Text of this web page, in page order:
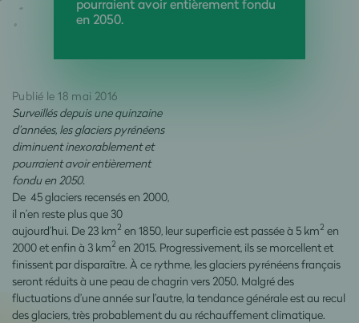
pourraient avoir entièrement fondu
en 2050.
Publié le 18 mai 2016
Surveillés depuis une quinzaine
d’années, les glaciers pyrénéens
diminuent inexorablement et
pourraient avoir entièrement
fondu en 2050.
De 45 glaciers recensés en 2000,
il n’en reste plus que 30
aujourd’hui. De 23 km2 en 1850, leur superficie est passée à 5 km2 en
2000 et enfin à 3 km2 en 2015. Progressivement, ils se morcellent et
finissent par disparaître. À ce rythme, les glaciers pyrénéens français
seront réduits à une peau de chagrin vers 2050. Malgré des
fluctuations d’une année sur l’autre, la tendance générale est au recul
des glaciers, très probablement du au réchauffement climatique.